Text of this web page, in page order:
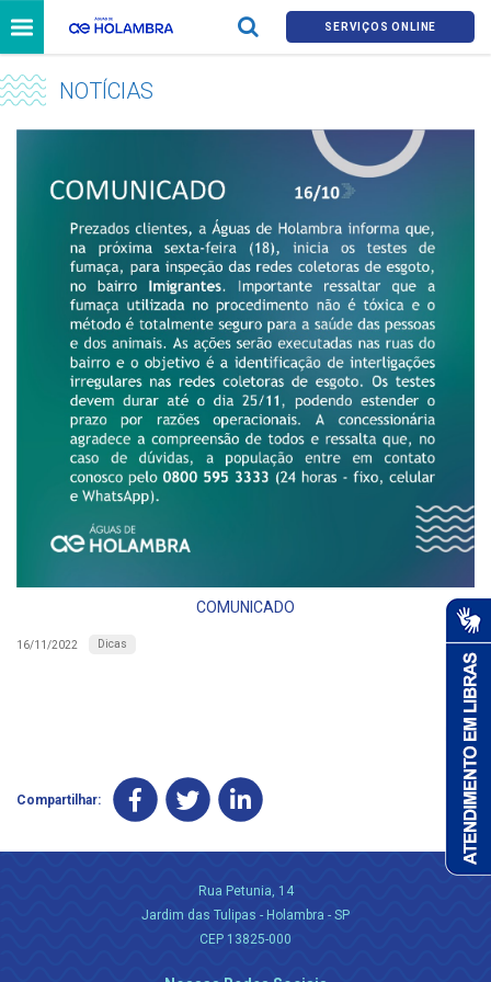
SERVIÇOS ONLINE
NOTÍCIAS
COMUNICADO
16/11/2022 Dicas
Compartilhar:
Rua Petunia, 14
Jardim das Tulipas - Holambra - SP
CEP 13825-000